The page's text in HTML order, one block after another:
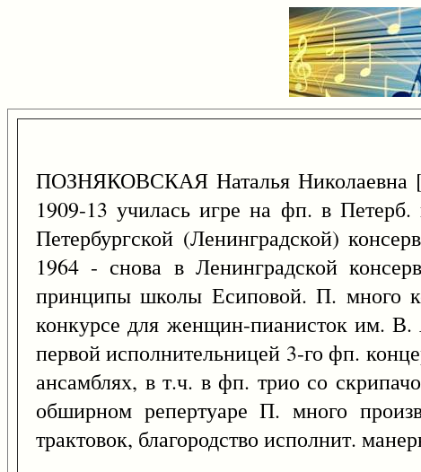
ПОЗНЯКОВСКАЯ Наталья Николаевна
1909-13 училась игре на фп. в
Петербургской (Ленинградской)
1964 - снова в Ленинградской
принципы школы Есиповой. П. много
конкурсе для женщин-пианисток им.
первой исполнительницей 3-го фп.
ансамблях, в т.ч. в фп. трио со
обширном репертуаре П. много
трактовок, благородство исполнит.